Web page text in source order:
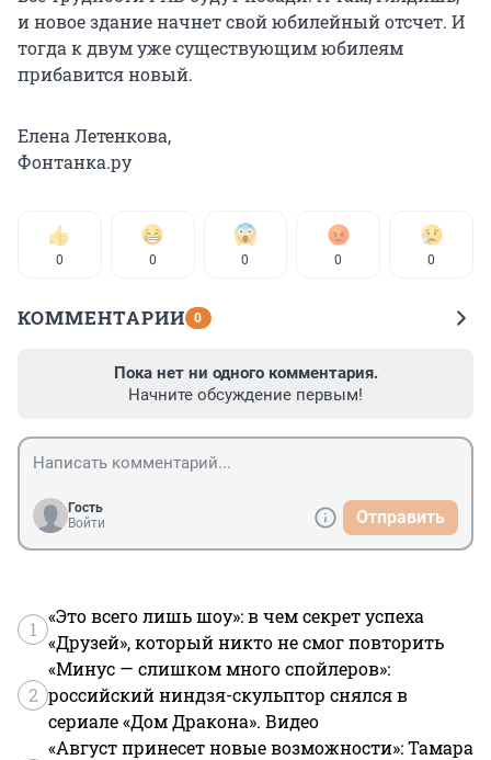
и новое здание начнет свой юбилейный отсчет. И
тогда к двум уже существующим юбилеям
прибавится новый.
Елена Летенкова,
Фонтанка.ру
0 0 0 0 0
КОММЕНТАРИИ 0
Пока нет ни одного комментария.
Начните обсуждение первым!
Гость
Войти
Отправить
1
«Это всего лишь шоу»: в чем секрет успеха
«Друзей», который никто не смог повторить
2
«Минус — слишком много спойлеров»:
российский ниндзя-скульптор снялся в
сериале «Дом Дракона». Видео
«Август принесет новые возможности»: Тамара